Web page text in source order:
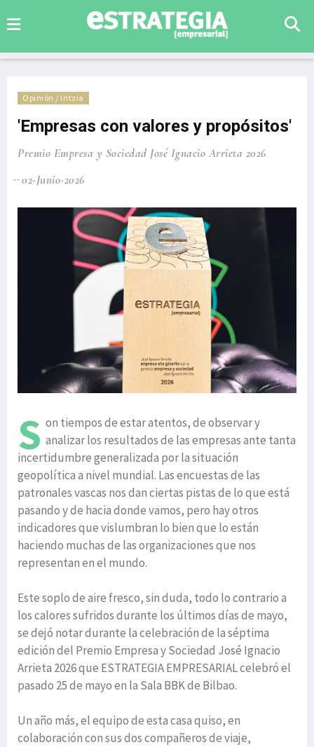
Opinión / Iritzia
'Empresas con valores y propósitos'
Premio Empresa y Sociedad José Ignacio Arrieta 2026
02-Junio-2026
S on tiempos de estar atentos, de observar y
analizar los resultados de las empresas ante tanta
incertidumbre generalizada por la situación
geopolítica a nivel mundial. Las encuestas de las
patronales vascas nos dan ciertas pistas de lo que está
pasando y de hacia donde vamos, pero hay otros
indicadores que vislumbran lo bien que lo están
haciendo muchas de las organizaciones que nos
representan en el mundo.
Este soplo de aire fresco, sin duda, todo lo contrario a
los calores sufridos durante los últimos días de mayo,
se dejó notar durante la celebración de la séptima
edición del Premio Empresa y Sociedad José Ignacio
Arrieta 2026 que ESTRATEGIA EMPRESARIAL celebró el
pasado 25 de mayo en la Sala BBK de Bilbao.
Un año más, el equipo de esta casa quiso, en
colaboración con sus dos compañeros de viaje,